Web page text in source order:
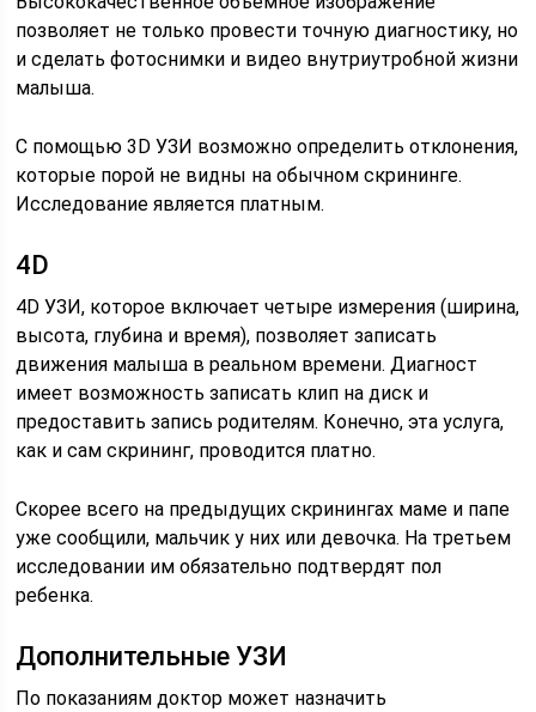
позволяет не только провести точную диагностику, но
и сделать фотоснимки и видео внутриутробной жизни
малыша.
С помощью 3D УЗИ возможно определить отклонения,
которые порой не видны на обычном скрининге.
Исследование является платным.
4D
4D УЗИ, которое включает четыре измерения (ширина,
высота, глубина и время), позволяет записать
движения малыша в реальном времени. Диагност
имеет возможность записать клип на диск и
предоставить запись родителям. Конечно, эта услуга,
как и сам скрининг, проводится платно.
Скорее всего на предыдущих скринингах маме и папе
уже сообщили, мальчик у них или девочка. На третьем
исследовании им обязательно подтвердят пол
ребенка.
Дополнительные УЗИ
По показаниям доктор может назначить